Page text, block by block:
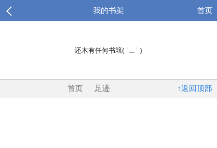
我的书架 首页
还木有任何书籍( ˙﹏˙ )
↑返回顶部
首页 足迹